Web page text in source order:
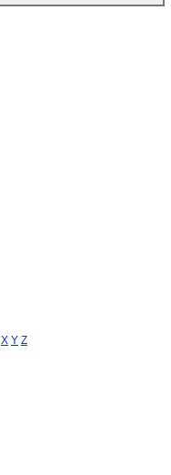
X Y Z